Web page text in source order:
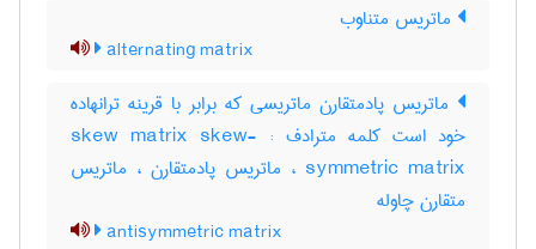
ماتریس متناوب
alternating matrix
ماتریس پادمتقارن ماتریسی که برابر با قرینه ترانهاده
خود است کلمه مترادف : skew matrix skew-
symmetric matrix ، ماتریس پادمتقارن ، ماتریس
متقارن چاوله
antisymmetric matrix